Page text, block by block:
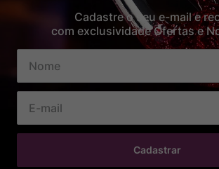
Cadastre o seu e-mail e
com exclusividade Ofertas e
Cadastrar